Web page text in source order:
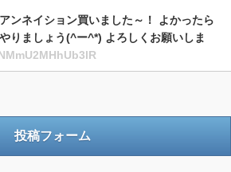
ンネイション買いました～！ よかったら
りましょう(^ー^*) よろしくお願いしま
投稿フォーム